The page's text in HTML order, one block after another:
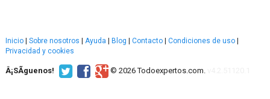
Inicio Sobre nosotros Ayuda Blog Contacto Condiciones de uso
Privacidad y cookies
Â¡SÃ­guenos! © 2026 Todoexpertos.com.